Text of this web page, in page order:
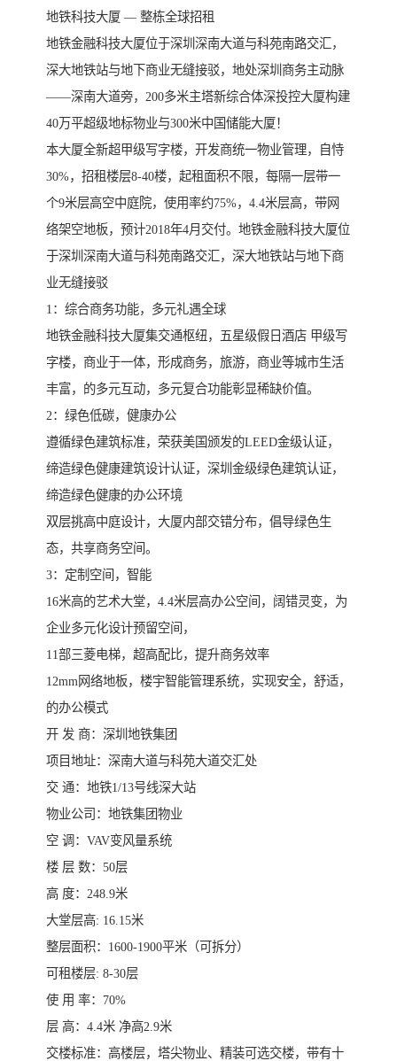
地铁科技大厦 — 整栋全球招租
地铁金融科技大厦位于深圳深南大道与科苑南路交汇，
深大地铁站与地下商业无缝接驳，地处深圳商务主动脉
——深南大道旁，200多米主塔新综合体深投控大厦构建
40万平超级地标物业与300米中国储能大厦！
本大厦全新超甲级写字楼，开发商统一物业管理，自恃
30%，招租楼层8-40楼，起租面积不限，每隔一层带一
个9米层高空中庭院，使用率约75%，4.4米层高，带网
络架空地板，预计2018年4月交付。地铁金融科技大厦位
于深圳深南大道与科苑南路交汇，深大地铁站与地下商
业无缝接驳
1：综合商务功能，多元礼遇全球
地铁金融科技大厦集交通枢纽，五星级假日酒店 甲级写
字楼，商业于一体，形成商务，旅游，商业等城市生活
丰富，的多元互动，多元复合功能彰显稀缺价值。
2：绿色低碳，健康办公
遵循绿色建筑标准，荣获美国颁发的LEED金级认证，
缔造绿色健康建筑设计认证，深圳金级绿色建筑认证，
缔造绿色健康的办公环境
双层挑高中庭设计，大厦内部交错分布，倡导绿色生
态，共享商务空间。
3：定制空间，智能
16米高的艺术大堂，4.4米层高办公空间，阔错灵变，为
企业多元化设计预留空间，
11部三菱电梯，超高配比，提升商务效率
12mm网络地板，楼宇智能管理系统，实现安全，舒适，
的办公模式
开 发 商：深圳地铁集团
项目地址：深南大道与科苑大道交汇处
交 通：地铁1/13号线深大站
物业公司：地铁集团物业
空 调：VAV变风量系统
楼 层 数：50层
高 度：248.9米
大堂层高: 16.15米
整层面积：1600-1900平米（可拆分）
可租楼层: 8-30层
使 用 率：70%
层 高：4.4米 净高2.9米
交楼标准：高楼层，塔尖物业、精装可选交楼，带有十